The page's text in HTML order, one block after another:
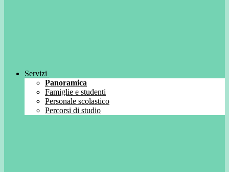
Servizi
Panoramica
Famiglie e studenti
Personale scolastico
Percorsi di studio